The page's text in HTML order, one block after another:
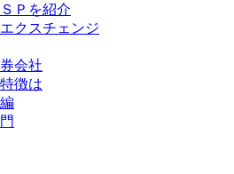
Ｐを紹介
クスチェンジ
会社
徴は